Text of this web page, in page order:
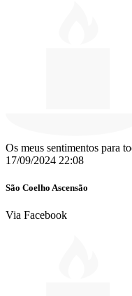
Os meus sentimentos para
17/09/2024 22:08
São Coelho Ascensão
Via Facebook